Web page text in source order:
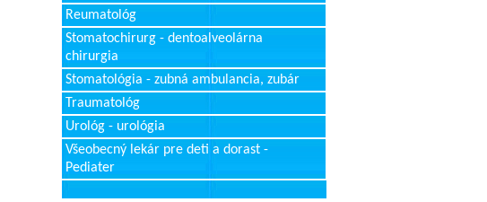
Reumatológ
Stomatochirurg - dentoalveolárna
chirurgia
Stomatológia - zubná ambulancia, zubár
Traumatológ
Urológ - urológia
Všeobecný lekár pre deti a dorast -
Pediater